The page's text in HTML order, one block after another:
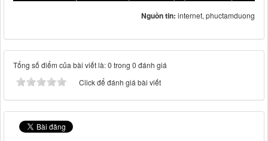
Nguồn tin: internet, phuctamduong
Tổng số điểm của bài viết là: 0 trong 0 đánh giá
Click để đánh giá bài viết